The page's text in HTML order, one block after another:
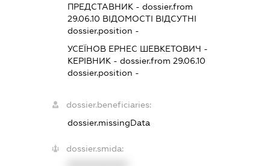
ПРЕДСТАВНИК - dossier.from
29.06.10 ВІДОМОСТІ ВІДСУТНІ
dossier.position -
УСЕЇНОВ ЕРНЕС ШЕВКЕТОВИЧ -
КЕРІВНИК - dossier.from 29.06.10
dossier.position -
dossier.beneficiaries:
dossier.missingData
dossier.smida: